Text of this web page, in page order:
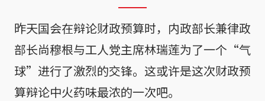
昨天国会在辩论财政预算时，内政部长兼律政
部长尚穆根与工人党主席林瑞莲为了一个“气
球”进行了激烈的交锋。这或许是这次财政预
算辩论中火药味最浓的一次吧。